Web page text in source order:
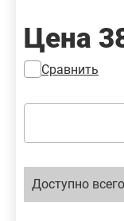
Цена
Сравнить
Доступно